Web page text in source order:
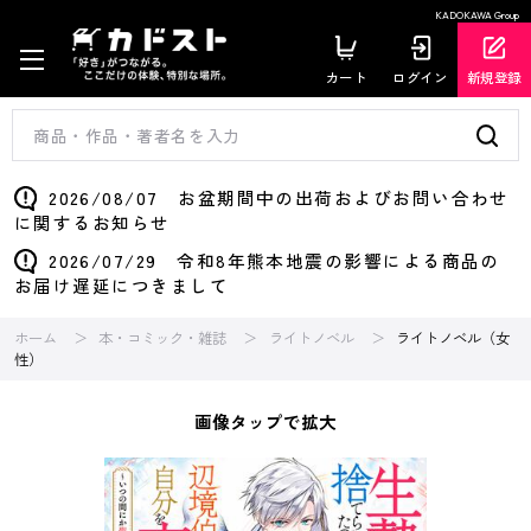
KADOKAWA Group
カート ログイン 新規登録
2026/08/07 お盆期間中の出荷およびお問い合わせ
に関するお知らせ
2026/07/29 令和8年熊本地震の影響による商品の
お届け遅延につきまして
ホーム 本・コミック・雑誌 ライトノベル
ライトノベル（女
性）
画像タップで拡大